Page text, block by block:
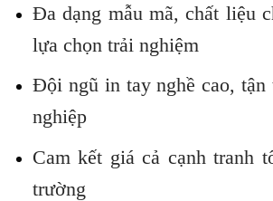
Đa dạng mẫu mã, chất liệu
lựa chọn trải nghiệm
Đội ngũ in tay nghề cao, tận
nghiệp
Cam kết giá cả cạnh tranh
trường